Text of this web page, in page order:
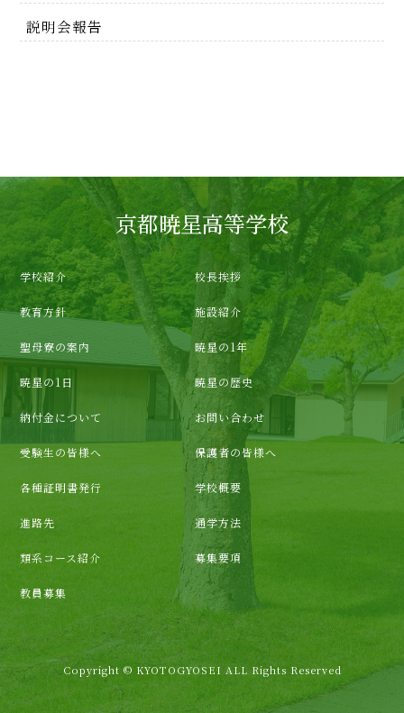
説明会報告
京都暁星高等学校
学校紹介 校長挨拶
教育方針 施設紹介
聖母寮の案内 暁星の1年
暁星の1日 暁星の歴史
納付金について お問い合わせ
受験生の皆様へ 保護者の皆様へ
各種証明書発行 学校概要
進路先 通学方法
類系コース紹介 募集要項
教員募集
Copyright © KYOTOGYOSEI ALL Rights Reserved